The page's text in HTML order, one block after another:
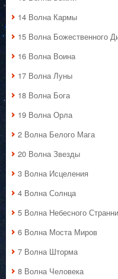
14 Волна Кармы
15 Волна Божественного
16 Волна Воина
17 Волна Луны
18 Волна Бога
19 Волна Орла
2 Волна Белого Мага
20 Волна Звезды
3 Волна Исцеления
4 Волна Солнца
5 Волна Небесного
6 Волна Моста Миров
7 Волна Шторма
8 Волна Человека